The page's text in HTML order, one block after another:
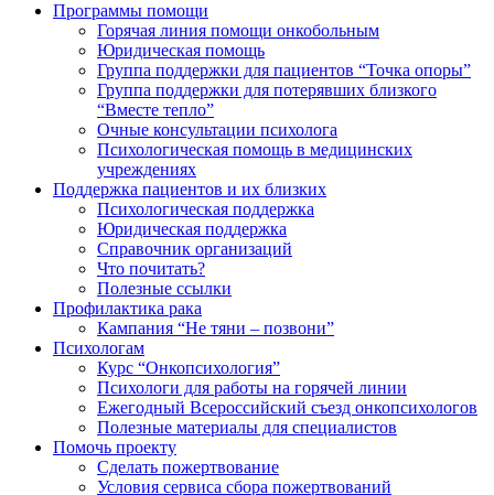
Программы помощи
Горячая линия помощи онкобольным
Юридическая помощь
Группа поддержки для пациентов “Точка опоры”
Группа поддержки для потерявших близкого
“Вместе тепло”
Очные консультации психолога
Психологическая помощь в медицинских
учреждениях
Поддержка пациентов и их близких
Психологическая поддержка
Юридическая поддержка
Справочник организаций
Что почитать?
Полезные ссылки
Профилактика рака
Кампания “Не тяни – позвони”
Психологам
Курс “Онкопсихология”
Психологи для работы на горячей линии
Ежегодный Всероссийский cъезд онкопсихологов
Полезные материалы для специалистов
Помочь проекту
Сделать пожертвование
Условия сервиса сбора пожертвований